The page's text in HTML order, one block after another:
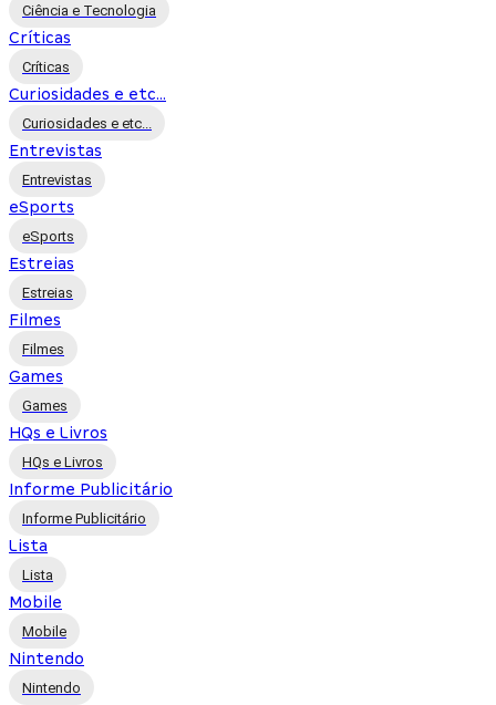
Ciência e Tecnologia
Críticas
Críticas
Curiosidades e etc...
Curiosidades e etc...
Entrevistas
Entrevistas
eSports
eSports
Estreias
Estreias
Filmes
Filmes
Games
Games
HQs e Livros
HQs e Livros
Informe Publicitário
Informe Publicitário
Lista
Lista
Mobile
Mobile
Nintendo
Nintendo